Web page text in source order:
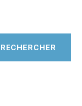
RECHERCHER